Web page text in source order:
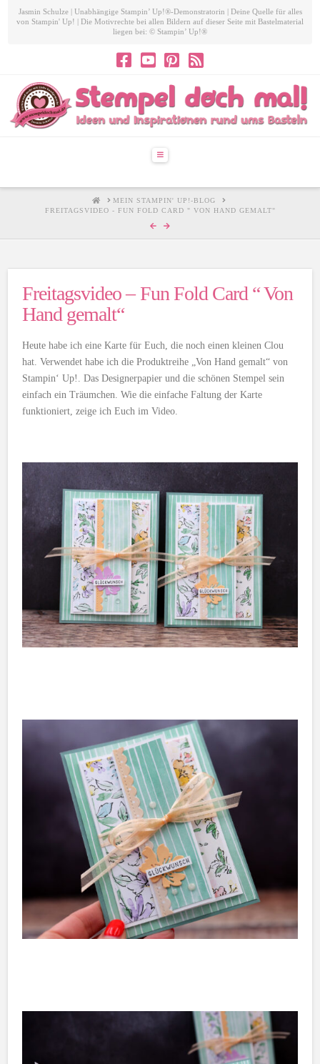
Jasmin Schulze | Unabhängige Stampin’ Up!®-Demonstratorin | Deine Quelle für alles
von Stampin' Up! | Die Motivrechte bei allen Bildern auf dieser Seite mit Bastelmaterial
liegen bei: © Stampin’ Up!®
Navigation
HOMEMEIN STAMPIN' UP!-BLOG
FREITAGSVIDEO - FUN FOLD CARD " VON HAND GEMALT"
Freitagsvideo – Fun Fold Card “ Von
Hand gemalt“
Heute habe ich eine Karte für Euch, die noch einen kleinen Clou
hat. Verwendet habe ich die Produktreihe „Von Hand gemalt“ von
Stampin‘ Up!. Das Designerpapier und die schönen Stempel sein
einfach ein Träumchen. Wie die einfache Faltung der Karte
funktioniert, zeige ich Euch im Video.